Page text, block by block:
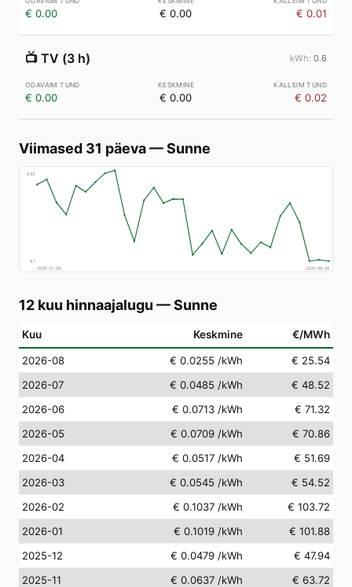
€ 0.00 € 0.00 € 0.01
📺 TV (3 h) 0.6
€ 0.00 € 0.00 € 0.02
Viimased 31 päeva—Sunne
€83
€7
2026-07-09
2026-08-08
12 kuu hinnaajalugu —Sunne
Kuu Keskmine €/MWh
2026-08 € 0.0255 /kWh
€ 25.54
2026-07
€ 0.0485 /kWh
€ 48.52
2026-06
€ 0.0713 /kWh
€ 71.32
2026-05
€ 0.0709 /kWh
€ 70.86
2026-04
€ 0.0517 /kWh
€ 51.69
2026-03
€ 0.0545 /kWh
€ 54.52
2026-02
€ 0.1037 /kWh
€ 103.72
2026-01
€ 0.1019 /kWh
€ 101.88
2025-12
€ 0.0479 /kWh
€ 47.94
2025-11
€ 0.0637 /kWh
€ 63.72